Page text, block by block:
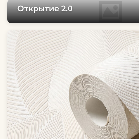
Открытие 2.0